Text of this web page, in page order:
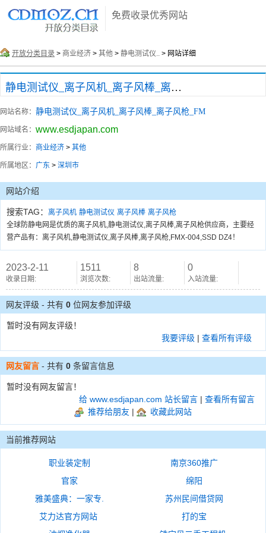
免费收录优秀网站
开放分类目录 > 商业经济 > 其他 > 静电测试仪.. > 网站详细
静电测试仪_离子风机_离子风棒_离子风枪_FM
网站名称： 静电测试仪_离子风机_离子风棒_离子风枪_FM
网站域名： www.esdjapan.com
所属行业： 商业经济 > 其他
所属地区： 广东 > 深圳市
网站介绍
搜索TAG： 离子风机 静电测试仪 离子风棒 离子风枪
全球防静电网是优质的离子风机,静电测试仪,离子风棒,离子风枪供应商，主要经
营产品有：离子风机,静电测试仪,离子风棒,离子风枪,FMX-004,SSD DZ4！
2023-2-11
收录日期:
1511
浏览次数:
8
出站流量:
0
入站流量:
网友评级 - 共有 0 位网友参加评级
暂时没有网友评级！
我要评级 | 查看所有评级
网友留言 - 共有 0 条留言信息
暂时没有网友留言！
给 www.esdjapan.com 站长留言 | 查看所有留言
推荐给朋友 | 收藏此网站
当前推荐网站
职业装定制
南京360推广
官家
绵阳
雅美盛典：一家专.
苏州民间借贷网
艾力达官方网站
打的宝